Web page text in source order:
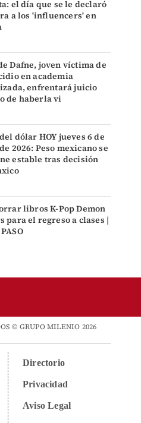
el día que se le declaró
a los 'influencers' en
Dafne, joven víctima de
en academia
enfrentará juicio
de haberla vi
dólar HOY jueves 6 de
2026: Peso mexicano se
estable tras decisión
libros K-Pop Demon
para el regreso a clases |
© GRUPO MILENIO 2026
Directorio
Privacidad
Aviso Legal